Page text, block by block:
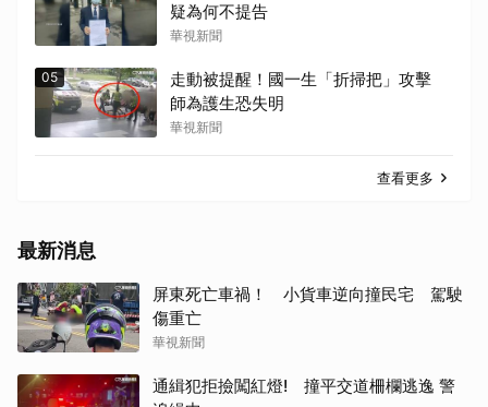
疑為何不提告
華視新聞
05
走動被提醒！國一生「折掃把」攻擊
師為護生恐失明
華視新聞
查看更多
最新消息
屏東死亡車禍！ 小貨車逆向撞民宅 駕駛
傷重亡
華視新聞
通緝犯拒撿闖紅燈! 撞平交道柵欄逃逸 警